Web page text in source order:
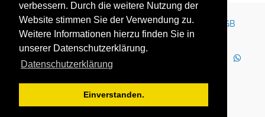
verbessern. Durch die weitere Nutzung der
Website stimmen Sie der Verwendung zu.
Weitere Informationen hierzu finden Sie in
unserer Datenschutzerklärung.
Datenschutzerklärung
Einverstanden.
Kontakt Impressum Newsletter Karriere
AGB
Datenschutz
Nutzungsbedingungen
WhatsApp
2025 Copyright © YOUTH GLOBE Europa GmbH